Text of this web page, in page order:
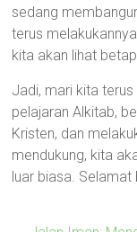
sedang
terus
kita akan lihat
Jadi, mari kita
pelajaran Alkitab,
Kristen, dan
mendukung, kita
luar biasa. Selamat